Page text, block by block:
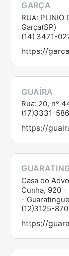
GARÇA
RUA: PLINIO
Garça(SP)
(14) 3471-
https://
GUAÍRA
Rua: 20, nº
(17)3331-
https://
Casa do
Cunha, 920
-
(12)3125-
https://